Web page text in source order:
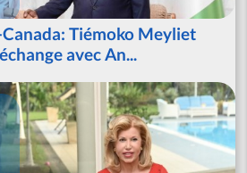
Tiémoko Meyliet
avec An...